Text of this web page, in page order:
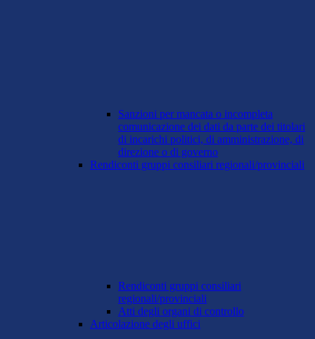
Sanzioni per mancata o incompleta
comunicazione dei dati da parte dei titolari
di incarichi politici, di amministrazione, di
direzione o di governo
Rendiconti gruppi consiliari regionali/provinciali
Rendiconti gruppi consiliari
regionali/provinciali
Atti degli organi di controllo
Articolazione degli uffici